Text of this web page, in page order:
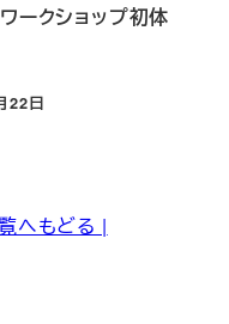
ークショップ初体
22日
へもどる |